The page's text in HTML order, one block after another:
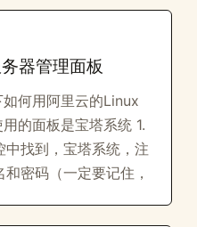
器管理面板
何用阿里云的Linux
的面板是宝塔系统 1.
找到，宝塔系统，注
密码（一定要记住，